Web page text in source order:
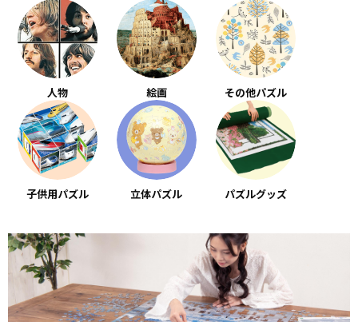
人物 絵画 その他パズル
子供用パズル 立体パズル パズルグッズ